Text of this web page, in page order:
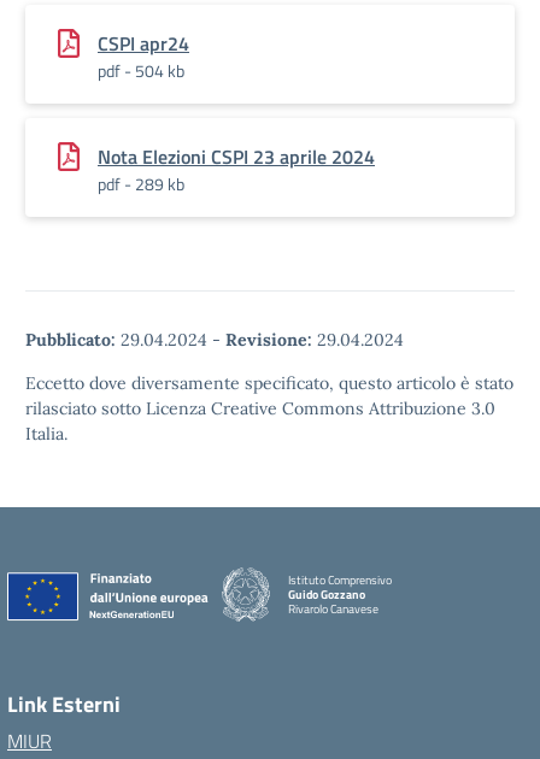
CSPI apr24
pdf - 504 kb
Nota Elezioni CSPI 23 aprile 2024
pdf - 289 kb
Pubblicato: 29.04.2024 - Revisione: 29.04.2024
Eccetto dove diversamente specificato, questo articolo è stato
rilasciato sotto Licenza Creative Commons Attribuzione 3.0
Italia.
Istituto Comprensivo
Guido Gozzano
Rivarolo Canavese
Link Esterni
MIUR